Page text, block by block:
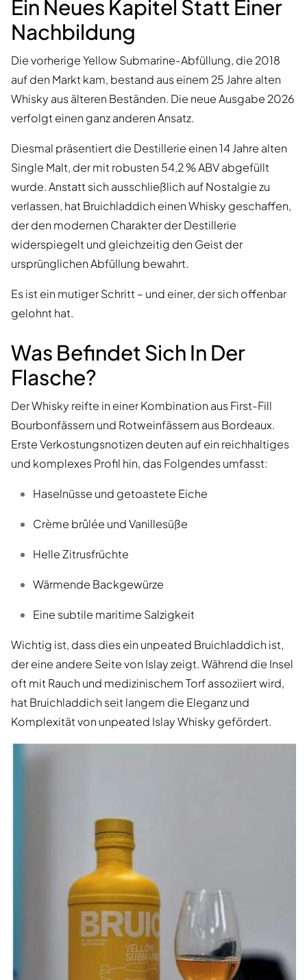
Ein Neues Kapitel Statt Einer
Nachbildung
Die vorherige Yellow Submarine-Abfüllung, die 2018
auf den Markt kam, bestand aus einem 25 Jahre alten
Whisky aus älteren Beständen. Die neue Ausgabe 2026
verfolgt einen ganz anderen Ansatz.
Diesmal präsentiert die Destillerie einen 14 Jahre alten
Single Malt, der mit robusten 54,2 % ABV abgefüllt
wurde. Anstatt sich ausschließlich auf Nostalgie zu
verlassen, hat Bruichladdich einen Whisky geschaffen,
der den modernen Charakter der Destillerie
widerspiegelt und gleichzeitig den Geist der
ursprünglichen Abfüllung bewahrt.
Es ist ein mutiger Schritt – und einer, der sich offenbar
gelohnt hat.
Was Befindet Sich In Der
Flasche?
Der Whisky reifte in einer Kombination aus First-Fill
Bourbonfässern und Rotweinfässern aus Bordeaux.
Erste Verkostungsnotizen deuten auf ein reichhaltiges
und komplexes Profil hin, das Folgendes umfasst:
Haselnüsse und getoastete Eiche
Crème brûlée und Vanillesüße
Helle Zitrusfrüchte
Wärmende Backgewürze
Eine subtile maritime Salzigkeit
Wichtig ist, dass dies ein unpeated Bruichladdich ist,
der eine andere Seite von Islay zeigt. Während die Insel
oft mit Rauch und medizinischem Torf assoziiert wird,
hat Bruichladdich seit langem die Eleganz und
Komplexität von unpeated Islay Whisky gefördert.